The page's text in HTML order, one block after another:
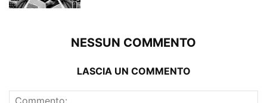
NESSUN COMMENTO
LASCIA UN COMMENTO